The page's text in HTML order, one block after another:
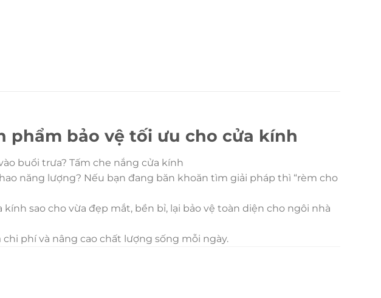
phẩm bảo vệ tối ưu cho cửa kính
buổi trưa? Tấm che nắng cửa kính
năng lượng? Nếu bạn đang băn khoăn tìm giải pháp thì “rèm cho
sao cho vừa đẹp mắt, bền bỉ, lại bảo vệ toàn diện cho ngôi nhà
phí và nâng cao chất lượng sống mỗi ngày.